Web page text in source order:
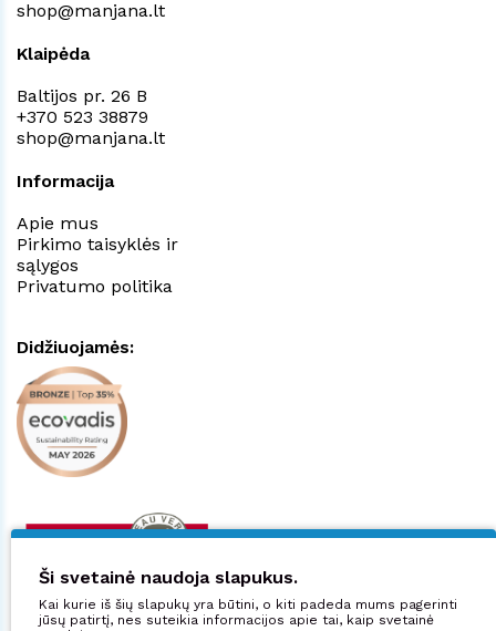
shop@manjana.lt
Klaipėda
Baltijos pr. 26 B
+370 523 38879
shop@manjana.lt
Informacija
Apie mus
Pirkimo taisyklės ir
sąlygos
Privatumo politika
Didžiuojamės:
Ši svetainė naudoja slapukus.
Kai kurie iš šių slapukų yra būtini, o kiti padeda mums pagerinti
jūsų patirtį, nes suteikia informacijos apie tai, kaip svetainė